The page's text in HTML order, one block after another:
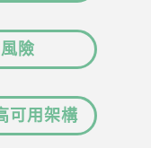
險
可用架構